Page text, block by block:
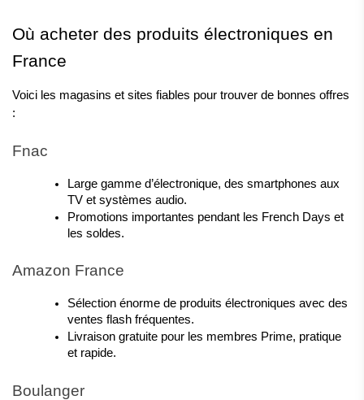
Où acheter des produits électroniques en
France
Voici les magasins et sites fiables pour trouver de bonnes offres
:
Fnac
Large gamme d’électronique, des smartphones aux
TV et systèmes audio.
Promotions importantes pendant les French Days et
les soldes.
Amazon France
Sélection énorme de produits électroniques avec des
ventes flash fréquentes.
Livraison gratuite pour les membres Prime, pratique
et rapide.
Boulanger